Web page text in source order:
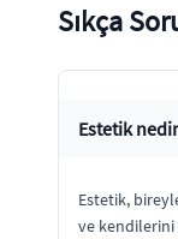
Sıkça
Estetik
Estetik,
ve